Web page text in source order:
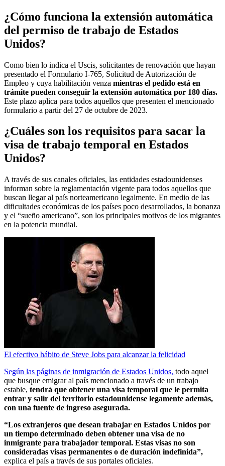
¿Cómo funciona la extensión automática
del permiso de trabajo de Estados
Unidos?
Como bien lo indica el Uscis, solicitantes de renovación que hayan
presentado el Formulario I-765, Solicitud de Autorización de
Empleo y cuya habilitación venza mientras el pedido está en
trámite pueden conseguir la extensión automática por 180 días.
Este plazo aplica para todos aquellos que presenten el mencionado
formulario a partir del 27 de octubre de 2023.
¿Cuáles son los requisitos para sacar la
visa de trabajo temporal en Estados
Unidos?
A través de sus canales oficiales, las entidades estadounidenses
informan sobre la reglamentación vigente para todos aquellos que
buscan llegar al país norteamericano legalmente. En medio de las
dificultades económicas de los países poco desarrollados, la bonanza
y el “sueño americano”, son los principales motivos de los migrantes
en la potencia mundial.
El efectivo hábito de Steve Jobs para alcanzar la felicidad
Según las páginas de inmigración de Estados Unidos, todo aquel
que busque emigrar al país mencionado a través de un trabajo
estable, tendrá que obtener una visa temporal que le permita
entrar y salir del territorio estadounidense legamente además,
con una fuente de ingreso asegurada.
“Los extranjeros que desean trabajar en Estados Unidos por
un tiempo determinado deben obtener una visa de no
inmigrante para trabajador temporal. Estas visas no son
consideradas visas permanentes o de duración indefinida”,
explica el país a través de sus portales oficiales.